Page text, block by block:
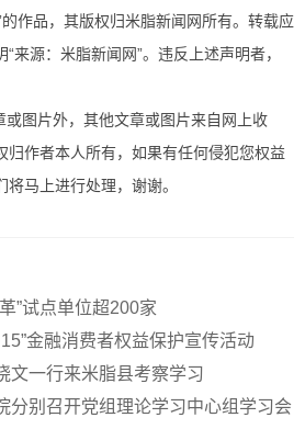
作品，其版权归米脂新闻网所有。转载应
来源：米脂新闻网”。违反上述声明者，
或图片外，其他文章或图片来自网上收
归作者本人所有，如果有任何侵犯您权益
马上进行处理，谢谢。
”试点单位超200家
金融消费者权益保护宣传活动
文一行来米脂县考察学习
分别召开党组理论学习中心组学习会